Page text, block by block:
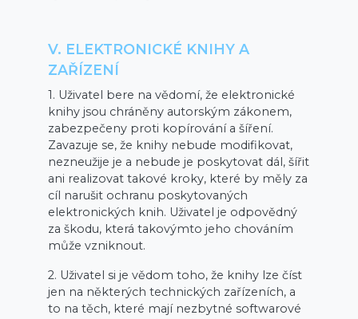
V. ELEKTRONICKÉ KNIHY A
ZAŘÍZENÍ
1. Uživatel bere na vědomí, že elektronické
knihy jsou chráněny autorským zákonem,
zabezpečeny proti kopírování a šíření.
Zavazuje se, že knihy nebude modifikovat,
nezneužije je a nebude je poskytovat dál, šířit
ani realizovat takové kroky, které by měly za
cíl narušit ochranu poskytovaných
elektronických knih. Uživatel je odpovědný
za škodu, která takovýmto jeho chováním
může vzniknout.
2. Uživatel si je vědom toho, že knihy lze číst
jen na některých technických zařízeních, a
to na těch, které mají nezbytné softwarové